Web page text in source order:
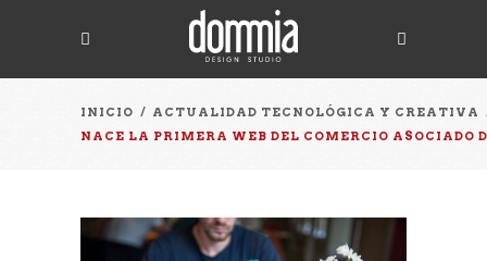
INICIO / ACTUALIDAD TECNOLÓGICA Y CREATIVA
NACE LA PRIMERA WEB DEL COMERCIO ASOCIADO